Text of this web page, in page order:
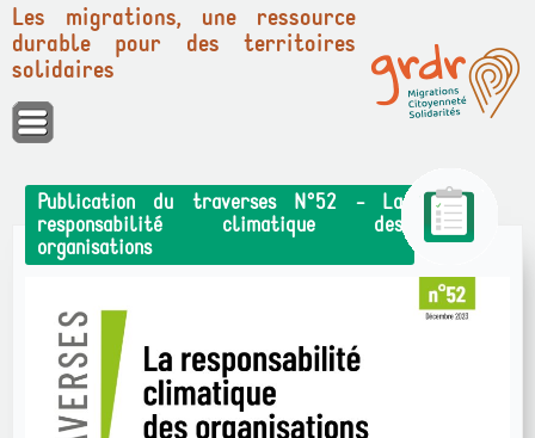
Panneau de gestion des cookies
Les migrations, une ressource
durable pour des territoires
solidaires
Publication du traverses N°52 - La
responsabilité climatique des
organisations